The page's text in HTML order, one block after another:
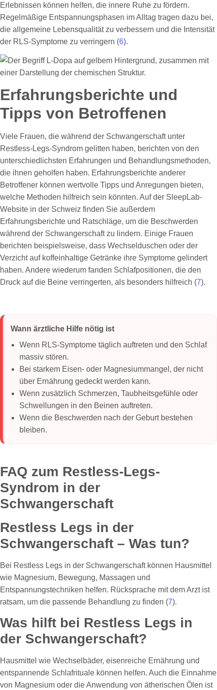
Erlebnissen können helfen, die innere Ruhe zu fördern.
Regelmäßige Entspannungsphasen im Alltag tragen dazu bei,
die allgemeine Lebensqualität zu verbessern und die Intensität
der RLS-Symptome zu verringern (6).
Erfahrungsberichte und
Tipps von Betroffenen
Viele Frauen, die während der Schwangerschaft unter
Restless-Legs-Syndrom gelitten haben, berichten von den
unterschiedlichsten Erfahrungen und Behandlungsmethoden,
die ihnen geholfen haben. Erfahrungsberichte anderer
Betroffener können wertvolle Tipps und Anregungen bieten,
welche Methoden hilfreich sein könnten. Auf der SleepLab-
Website in der Schweiz finden Sie außerdem
Erfahrungsberichte und Ratschläge, um die Beschwerden
während der Schwangerschaft zu lindern. Einige Frauen
berichten beispielsweise, dass Wechselduschen oder der
Verzicht auf koffeinhaltige Getränke ihre Symptome gelindert
haben. Andere wiederum fanden Schlafpositionen, die den
Druck auf die Beine verringerten, als besonders hilfreich (7).
Wann ärztliche Hilfe nötig ist
Wenn RLS-Symptome täglich auftreten und den Schlaf
massiv stören.
Bei starkem Eisen- oder Magnesiummangel, der nicht
über Ernährung gedeckt werden kann.
Wenn zusätzlich Schmerzen, Taubheitsgefühle oder
Schwellungen in den Beinen auftreten.
Wenn die Beschwerden nach der Geburt bestehen
bleiben.
FAQ zum Restless-Legs-
Syndrom in der
Schwangerschaft
Restless Legs in der
Schwangerschaft – Was tun?
Bei Restless Legs in der Schwangerschaft können Hausmittel
wie Magnesium, Bewegung, Massagen und
Entspannungstechniken helfen. Rücksprache mit dem Arzt ist
ratsam, um die passende Behandlung zu finden (7).
Was hilft bei Restless Legs in
der Schwangerschaft?
Hausmittel wie Wechselbäder, eisenreiche Ernährung und
entspannende Schlafrituale können helfen. Auch die Einnahme
von Magnesium oder die Anwendung von ätherischen Ölen ist